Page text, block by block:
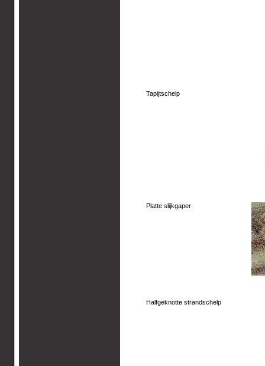
Tapijtschelp
Platte slijkgaper
Halfgeknotte strandschelp